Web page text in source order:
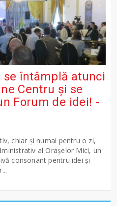
se întâmplă atunci
Centru și se
Forum de idei! -
chiar și numai pentru o zi,
al Orașelor Mici, un
consonant pentru idei și